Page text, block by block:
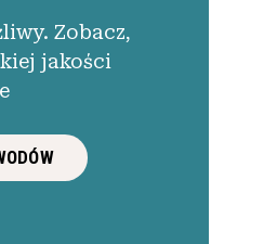
Zobacz,
jakości